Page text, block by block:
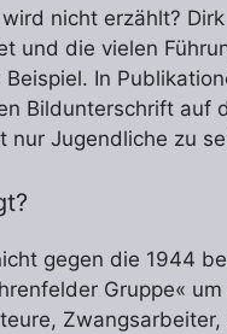
nicht erzählt?
und die vielen
In
Bildunterschrift auf
Jugendliche zu
gegen die 1944
Gruppe«